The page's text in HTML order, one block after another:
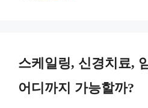
스케일링, 신경치료,
어디까지 가능할까?